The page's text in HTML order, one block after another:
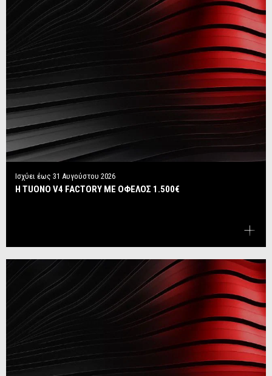
Ισχύει έως 31 Αυγούστου 2026
Η TUONO V4 FACTORY ΜΕ ΟΦΕΛΟΣ 1.500€